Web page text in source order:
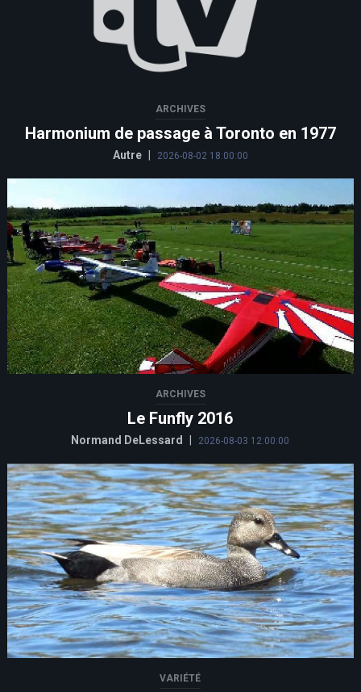
ARCHIVES
Harmonium de passage à Toronto en 1977
Autre 2026-08-02 18:00:00
ARCHIVES
Le Funfly 2016
Normand DeLessard | 2026-08-03 12:00:00
VARIÉTÉ